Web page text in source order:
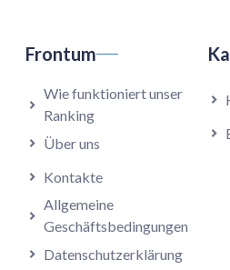
Frontum
Wie funktioniert unser
Ranking
Über uns
Kontakte
Allgemeine
Geschäftsbedingungen
Datenschutzerklärung